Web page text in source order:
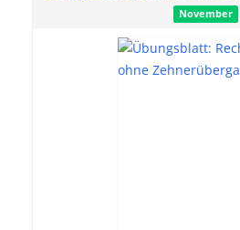
November